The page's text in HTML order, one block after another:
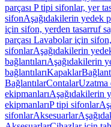
parçası P tipi sifonlar, yer
sifonAşağıdakilerin yedek
için sifon, yerden tasarruf
parçası Lavabolar için
sifonlarAşağıdakilerin
bağlantılarıAşağıdakilerin
bağlantılarıKapaklar
BağlantılarContalarUzatma
ekipmanlarıAşağıdakilerin
ekipmanlarıP tipi sifonlar
sifonlarAksesuarlar